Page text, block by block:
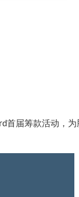
首届筹款活动，